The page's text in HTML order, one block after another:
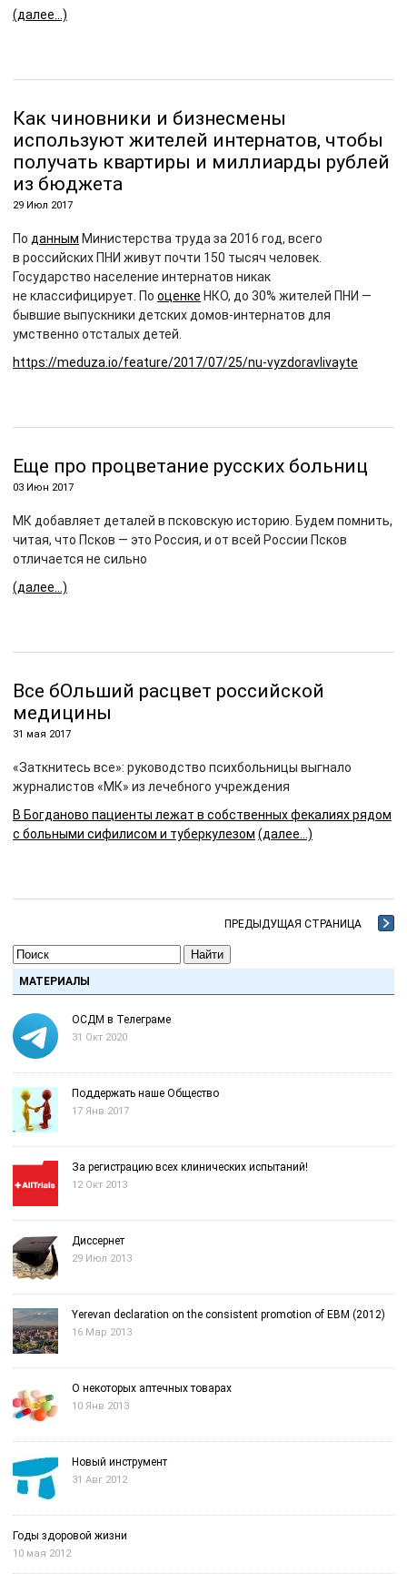
(далее…)
Как чиновники и бизнесмены
используют жителей интернатов, чтобы
получать квартиры и миллиарды рублей
из бюджета
29 Июл 2017
По данным Министерства труда за 2016 год, всего
в российских ПНИ живут почти 150 тысяч человек.
Государство население интернатов никак
не классифицирует. По оценке НКО, до 30% жителей ПНИ —
бывшие выпускники детских домов-интернатов для
умственно отсталых детей.
https://meduza.io/feature/2017/07/25/nu-vyzdoravlivayte
Еще про процветание русских больниц
03 Июн 2017
МК добавляет деталей в псковскую историю. Будем помнить,
читая, что Псков — это Россия, и от всей России Псков
отличается не сильно
(далее…)
Все бОльший расцвет российской
медицины
31 мая 2017
«Заткнитесь все»: руководство психбольницы выгнало
журналистов «МК» из лечебного учреждения
В Богданово пациенты лежат в собственных фекалиях рядом
с больными сифилисом и туберкулезом (далее…)
ПРЕДЫДУЩАЯ СТРАНИЦА
Найти
МАТЕРИАЛЫ
ОСДМ в Телеграме
31 Окт 2020
Поддержать наше Общество
17 Янв 2017
За регистрацию всех клинических испытаний!
12 Окт 2013
Диссернет
29 Июл 2013
Yerevan declaration on the consistent promotion of EBM (2012)
16 Мар 2013
О некоторых аптечных товарах
10 Янв 2013
Новый инструмент
31 Авг 2012
Годы здоровой жизни
10 мая 2012